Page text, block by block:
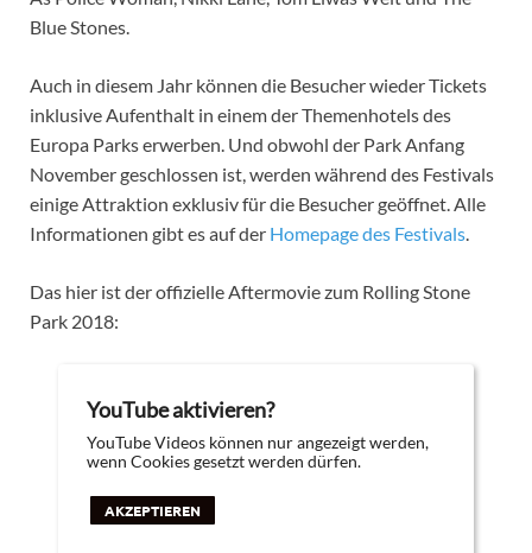
Blue Stones.
Auch in diesem Jahr können die Besucher wieder Tickets
inklusive Aufenthalt in einem der Themenhotels des
Europa Parks erwerben. Und obwohl der Park Anfang
November geschlossen ist, werden während des Festivals
einige Attraktion exklusiv für die Besucher geöffnet. Alle
Informationen gibt es auf der Homepage des Festivals.
Das hier ist der offizielle Aftermovie zum Rolling Stone
Park 2018:
YouTube aktivieren?
YouTube Videos können nur angezeigt werden,
wenn Cookies gesetzt werden dürfen.
AKZEPTIEREN